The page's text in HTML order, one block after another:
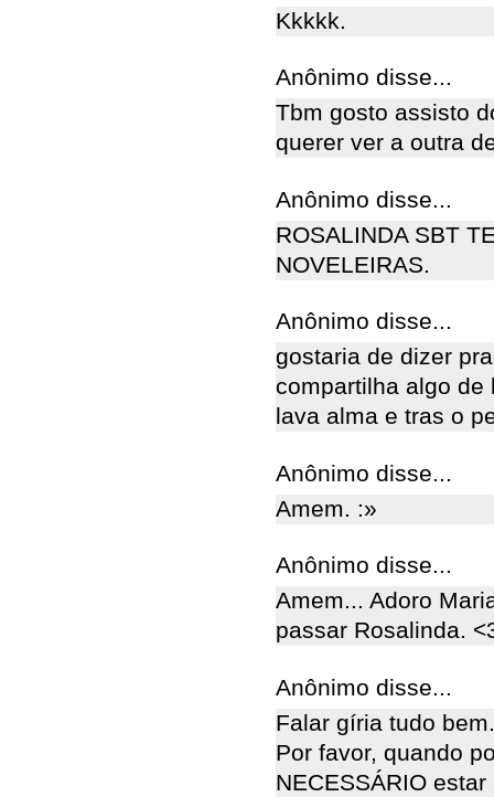
Kkkkk.
Anônimo disse...
Tbm gosto assisto
querer ver a outra
Anônimo disse...
ROSALINDA SBT
NOVELEIRAS.
Anônimo disse...
gostaria de dizer
compartilha algo de
lava alma e tras o
Anônimo disse...
Amem. :»
Anônimo disse...
Amem... Adoro
passar Rosalinda.
Anônimo disse...
Falar gíria tudo bem.
Por favor, quando
NECESSÁRIO